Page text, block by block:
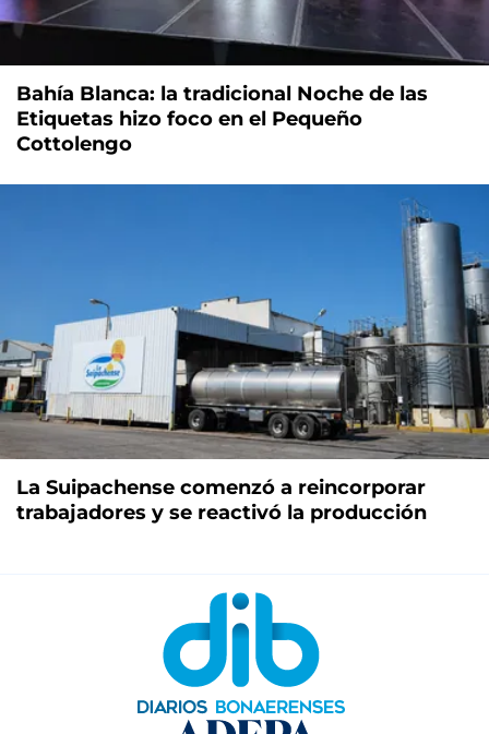
Bahía Blanca: la tradicional Noche de las
Etiquetas hizo foco en el Pequeño
Cottolengo
La Suipachense comenzó a reincorporar
trabajadores y se reactivó la producción